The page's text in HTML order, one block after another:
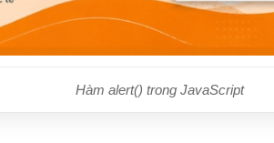
Hàm alert() trong JavaScript